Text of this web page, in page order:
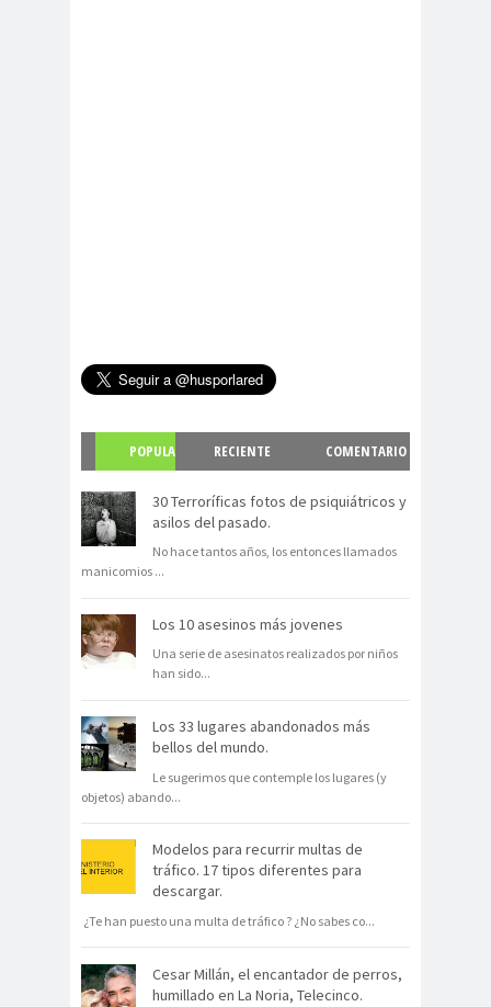
POPULA
R
RECIENTE
COMENTARIO
30 Terroríficas fotos de psiquiátricos y
asilos del pasado.
No hace tantos años, los entonces llamados
manicomios ...
Los 10 asesinos más jovenes
Una serie de asesinatos realizados por niños
han sido...
Los 33 lugares abandonados más
bellos del mundo.
Le sugerimos que contemple los lugares (y
objetos) abando...
Modelos para recurrir multas de
tráfico. 17 tipos diferentes para
descargar.
¿Te han puesto una multa de tráfico ? ¿No sabes co...
Cesar Millán, el encantador de perros,
humillado en La Noria, Telecinco.